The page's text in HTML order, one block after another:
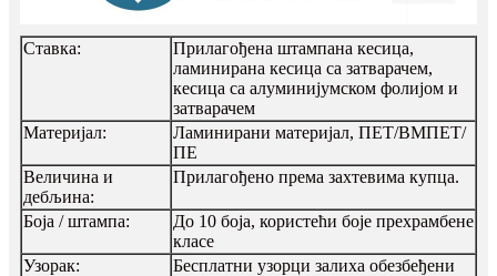
Ставка:
Прилагођена штампана кесица,
ламинирана кесица са затварачем,
кесица са алуминијумском фолијом и
затварачем
Материјал:
Ламинирани материјал, ПЕТ/ВМПЕТ/
ПЕ
Величина и
дебљина:
Прилагођено према захтевима купца.
Боја / штампа:
До 10 боја, користећи боје прехрамбене
класе
Узорак:
Бесплатни узорци залиха обезбеђени